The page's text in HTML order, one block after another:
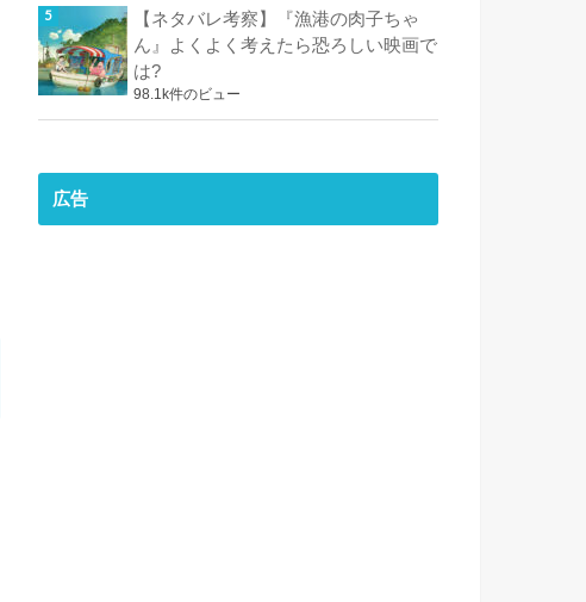
【ネタバレ考察】『漁港の肉子ちゃ
ん』よくよく考えたら恐ろしい映画で
は?
98.1k件のビュー
広告